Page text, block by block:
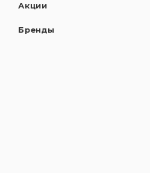
Акции
Бренды